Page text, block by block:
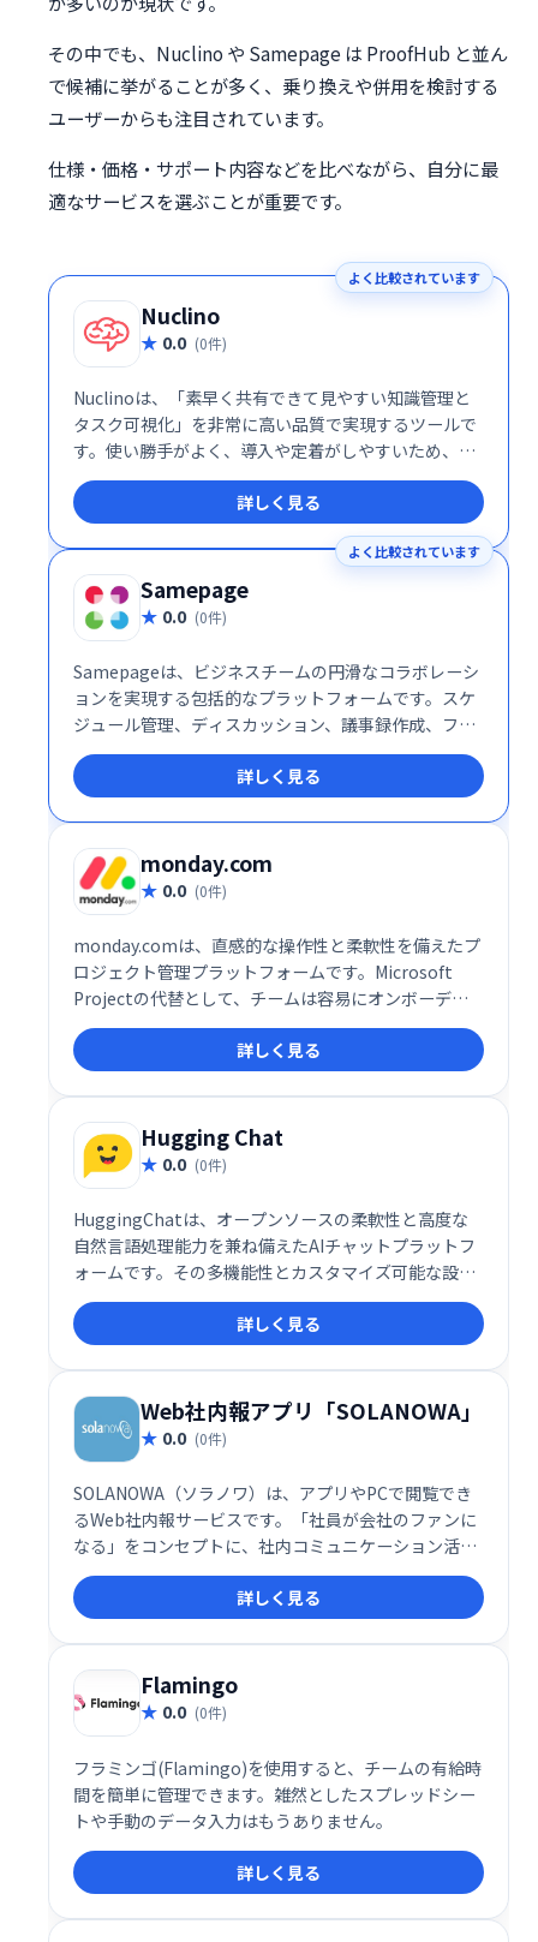
その中でも、Nuclino や Samepage は ProofHub と並ん
で候補に挙がることが多く、乗り換えや併用を検討する
ユーザーからも注目されています。
仕様・価格・サポート内容などを比べながら、自分に最
適なサービスを選ぶことが重要です。
よく比較されています
Nuclino
0.0 (0件)
Nuclinoは、「素早く共有できて見やすい知識管理と
タスク可視化」を非常に高い品質で実現するツールで
す。使い勝手がよく、導入や定着がしやすいため、コ
ミュニケーションコストや情報散逸に悩む企業にとっ
て、魅力的なソリューションです。ENT向け機能とAI
支援を備えた有償プランも整っており、成長に応じた
スケーラブルな運用が可能です
詳しく見る
よく比較されています
Samepage
0.0 (0件)
Samepageは、ビジネスチームの円滑なコラボレーシ
ョンを実現する包括的なプラットフォームです。スケ
ジュール管理、ディスカッション、議事録作成、ファ
イル共有、インスタントメッセージ、タスク管理な
ど、チームワークに必要な機能を一つに集約。情報の
一元化による効率化と、スムーズなコミュニケーショ
ン促進で、生産性向上をサポートします。単一のプラ
ットフォームでチームワークを強化し、ビジネスの成
功に貢献します。
詳しく見る
monday.com
0.0 (0件)
monday.comは、直感的な操作性と柔軟性を備えたプ
ロジェクト管理プラットフォームです。Microsoft
Projectの代替として、チームは容易にオンボーディ
ングでき、各自のやり方で作業を管理できます。時間
追跡、自動通知、カスタマイズ可能なワークフローな
ど、生産性向上機能が充実。プロジェクトの成功を加
速します。
詳しく見る
Hugging Chat
0.0 (0件)
HuggingChatは、オープンソースの柔軟性と高度な
自然言語処理能力を兼ね備えたAIチャットプラットフ
ォームです。その多機能性とカスタマイズ可能な設計
により、個人から企業、さらには研究機関まで、幅広
いユーザーに最適なソリューションを提供します。
詳しく見る
Web社内報アプリ「SOLANOWA」
0.0 (0件)
SOLANOWA（ソラノワ）は、アプリやPCで閲覧でき
るWeb社内報サービスです。「社員が会社のファンに
なる」をコンセプトに、社内コミュニケーション活性
化を支援します。豊富な機能で情報共有を効率化し、
エンゲージメント向上に貢献します。2021年にはITR
市場調査レポートで3年連続シェアNo.1を獲得。国内
外70万ユーザーにご利用いただいています。いつでも
どこでも、スムーズな情報伝達を実現します。
詳しく見る
Flamingo
0.0 (0件)
フラミンゴ(Flamingo)を使用すると、チームの有給時
間を簡単に管理できます。雑然としたスプレッドシー
トや手動のデータ入力はもうありません。
詳しく見る